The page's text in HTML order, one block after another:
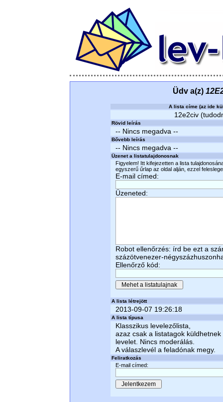
Üdv a(z)
A lista címe (az ide
12e2civ
Rövid leírás
-- Nincs megadva --
Bővebb leírás
-- Nincs megadva --
Üzenet a listatulajdonosnak
Figyelem! Itt kifejezetten a lista
egyszerű űrlap az oldal alján, ezzel
E-mail címed:
Üzeneted:
Robot ellenőrzés: írd be ezt a
százötvenezer-
Ellenőrző kód:
A lista létrejött
2013-09-07 19:26:18
A lista típusa
Klasszikus levelezőlista,
azaz csak a listatagok küldhetnek
levelet. Nincs moderálás.
A válaszlevél a feladónak megy.
Feliratkozás
E-mail címed: